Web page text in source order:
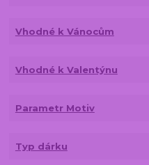
Vhodné k Vánocům
Vhodné k Valentýnu
Parametr Motiv
Typ dárku